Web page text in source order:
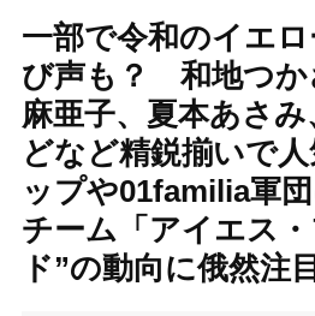
一部で令和のイエ
び声も？ 和地つか
麻亜子、夏本あさ
どなど精鋭揃いで
ップや01familia軍団
チーム「アイエス
ド”の動向に俄然注